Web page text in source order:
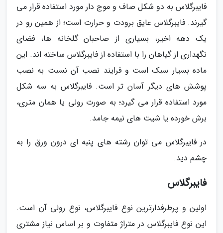
فایبرگلاس به دو شکل صاف و موج دار مورد استفاده قرار می
گیرند. فایبرگلاس عایق برودت و حرارت است؛ از همین رو در
یک دهه اخیر، بسیاری از صاحبان گلخانه ها، فضای
نگهداری از گیاهان را با استفاده از فایبرگلاس ساخته اند. این
ماده بسیار سبک است و فرایند نصب آن نسبت به نصب
پوشش های دیگر آسان تر است. فایبرگلاس به سه شکل
مورد استفاده قرار می گیرد؛ به صورت رولی یا همان متری،
برش خورده یا شیت های نیمه جامد.
در فایبرگلاس می توان رشته های پنبه ای درون ورق را به
چشم دید.
فایبرگلاس
اولین و پرطرفدارترین نوع فایبرگلاس، نوع رولی آن است.
این نوع فایبرگلاس در متراژ متفاوت و بر اساس نیاز مشتری